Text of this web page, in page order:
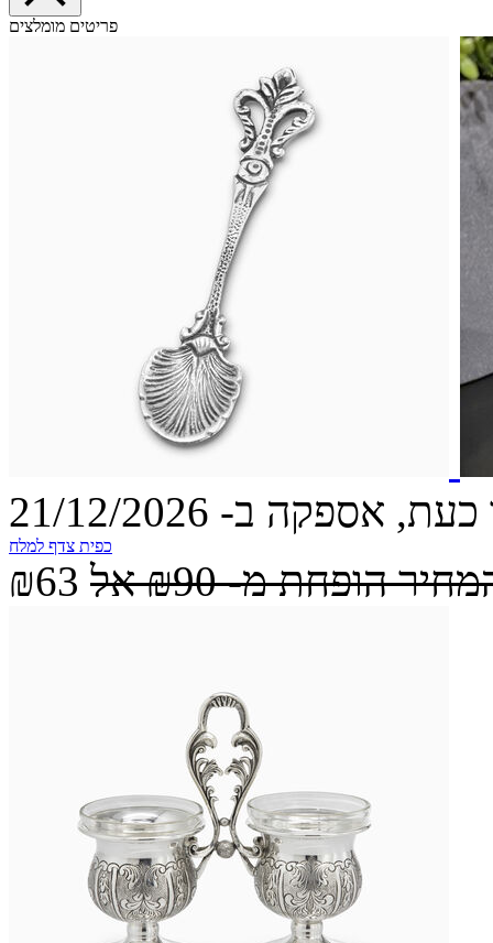
פריטים מומלצים
אספקה ב- 21/12/2026
כפית צדף למלח
₪63 הופחת מ-₪90 אל